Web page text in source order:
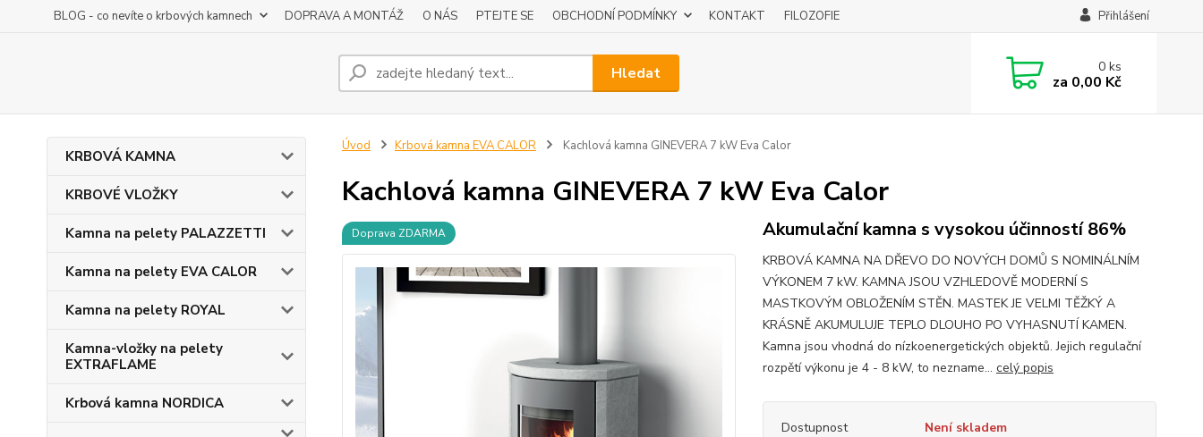
BLOG - co nevíte o krbových kamnech DOPRAVA A MONTÁŽ O NÁS PTEJTE SE OBCHODNÍ PODMÍNKY KONTAKT FILOZOFIE Přihlášení
Hledat 0ks
za 0,00 Kč
KRBOVÁ KAMNA
KRBOVÉ VLOŽKY
Kamna na pelety PALAZZETTI
Kamna na pelety EVA CALOR
Kamna na pelety ROYAL
Kamna-vložky na pelety
EXTRAFLAME
Krbová kamna NORDICA
Úvod Krbová kamna EVA CALOR Kachlová kamna GINEVERA 7 kW Eva Calor
Kachlová kamna GINEVERA 7 kW Eva Calor
Doprava ZDARMA Akumulační kamna s vysokou účinností 86%
KRBOVÁ KAMNA NA DŘEVO DO NOVÝCH DOMŮ S NOMINÁLNÍM
VÝKONEM 7 kW. KAMNA JSOU VZHLEDOVĚ MODERNÍ S
MASTKOVÝM OBLOŽENÍM STĚN. MASTEK JE VELMI TĚŽKÝ A
KRÁSNĚ AKUMULUJE TEPLO DLOUHO PO VYHASNUTÍ KAMEN.
Kamna jsou vhodná do nízkoenergetických objektů. Jejich regulační
rozpětí výkonu je 4 - 8 kW, to nezname... celý popis
Dostupnost Není skladem